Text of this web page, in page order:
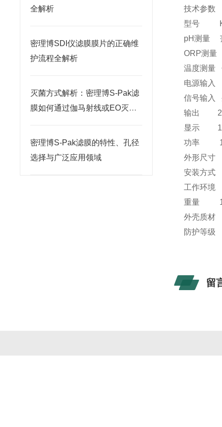
全解析
密理博SDI仪滤膜膜片的正确维
护流程全解析
灭菌方式解析：密理博S-Pak滤
膜如何通过伽马射线或EO灭菌
密理博S-Pak滤膜的特性、孔径
选择与广泛应用领域
技术参数
型号
pH测量
ORP测量
温度测量
电源输入
信号输入
输出 2个
显示 16
功率
外形尺寸
安装方式
工作环境
重量 1
外壳质材
防护等级
留